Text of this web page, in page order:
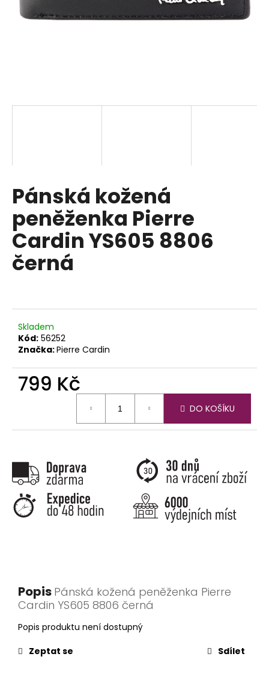
Pánská kožená
peněženka Pierre
Cardin YS605 8806
černá
Skladem
Kód: 56252
Značka:Pierre Cardin
799 Kč
DO KOŠÍKU
Popis Pánská kožená peněženka Pierre
Cardin YS605 8806 černá
Popis produktu není dostupný
Zeptat se
Sdílet
a
D
o
p
o
r
u
č
e
m
e